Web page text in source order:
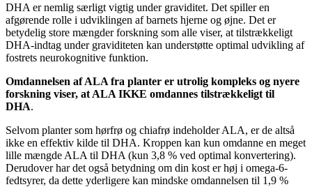
DHA er nemlig særligt vigtig under graviditet. Det spiller en
afgørende rolle i udviklingen af barnets hjerne og øjne. Det er
betydelig store mængder forskning som alle viser, at tilstrækkeligt
DHA-indtag under graviditeten kan understøtte optimal udvikling af
fostrets neurokognitive funktion.
Omdannelsen af ALA fra planter er utrolig kompleks og nyere
forskning viser, at ALA IKKE omdannes tilstrækkeligt til
DHA.
Selvom planter som hørfrø og chiafrø indeholder ALA, er de altså
ikke en effektiv kilde til DHA. Kroppen kan kun omdanne en meget
lille mængde ALA til DHA (kun 3,8 % ved optimal konvertering).
Derudover har det også betydning om din kost er høj i omega-6-
fedtsyrer, da dette yderligere kan mindske omdannelsen til 1,9 %